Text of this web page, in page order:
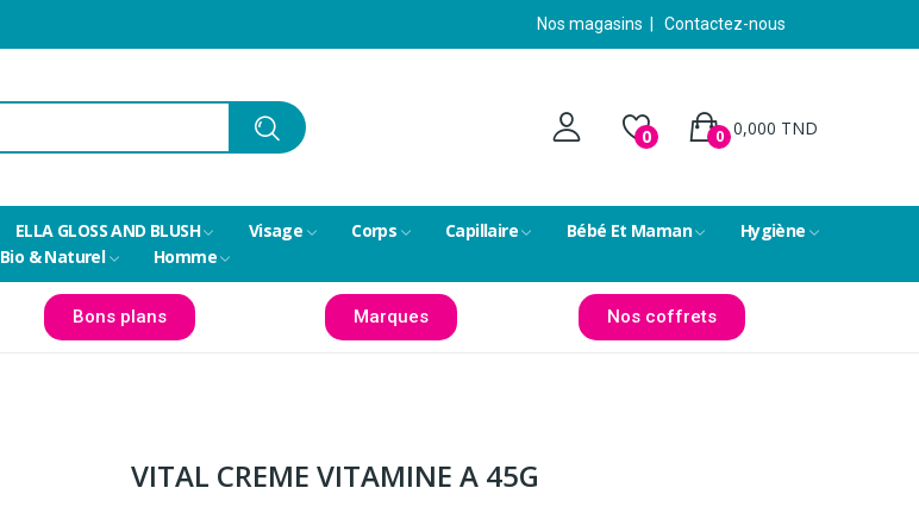
Nos magasins Contactez-nous
0 0,000 TND
0
ELLA GLOSS AND BLUSH Visage Corps Capillaire Bébé Et Maman
Hygiène
Bio & Naturel Homme
Bons plans Marques Nos coffrets
VITAL CREME VITAMINE A 45G